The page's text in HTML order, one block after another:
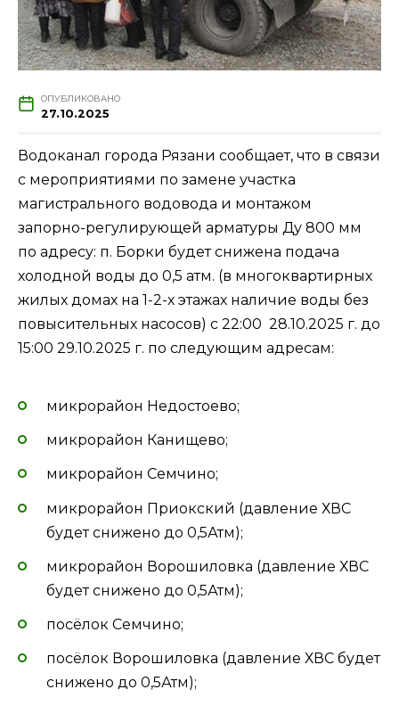
ОПУБЛИКОВАНО
27.10.2025
Водоканал города Рязани сообщает, что в связи
с мероприятиями по замене участка
магистрального водовода и монтажом
запорно-регулирующей арматуры Ду 800 мм
по адресу: п. Борки будет снижена подача
холодной воды до 0,5 атм. (в многоквартирных
жилых домах на 1-2-х этажах наличие воды без
повысительных насосов) с 22:00 28.10.2025 г. до
15:00 29.10.2025 г. по следующим адресам:
микрорайон Недостоево;
микрорайон Канищево;
микрорайон Семчино;
микрорайон Приокский (давление ХВС
будет снижено до 0,5Атм);
микрорайон Ворошиловка (давление ХВС
будет снижено до 0,5Атм);
посёлок Семчино;
посёлок Ворошиловка (давление ХВС будет
снижено до 0,5Атм);